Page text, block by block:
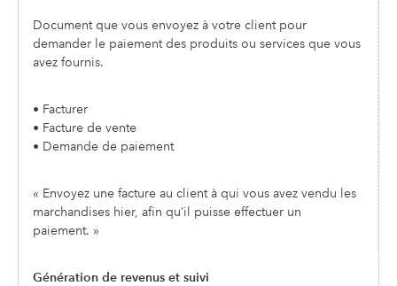
Document que vous envoyez à votre client pour
demander le paiement des produits ou services que vous
avez fournis.
• Facturer
• Facture de vente
• Demande de paiement
« Envoyez une facture au client à qui vous avez vendu les
marchandises hier, afin qu’il puisse effectuer un
paiement. »
Génération de revenus et suivi